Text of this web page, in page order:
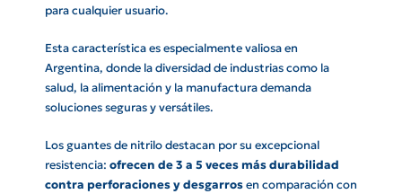
para cualquier usuario.
Esta característica es especialmente valiosa en
Argentina, donde la diversidad de industrias como la
salud, la alimentación y la manufactura demanda
soluciones seguras y versátiles.
Los guantes de nitrilo destacan por su excepcional
resistencia: ofrecen de 3 a 5 veces más durabilidad
contra perforaciones y desgarrosen comparación con